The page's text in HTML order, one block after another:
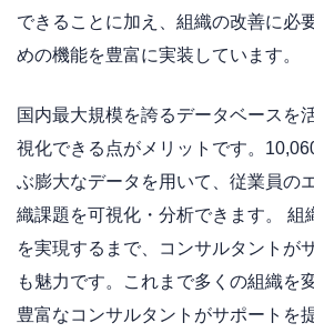
できることに加え、組織の改善に必
めの機能を豊富に実装しています。
国内最大規模を誇るデータベースを
視化できる点がメリットです。
ぶ膨大なデータを用いて、従業員の
織課題を可視化・分析できます。 組
を実現するまで、コンサルタントが
も魅力です。これまで多くの組織を
豊富なコンサルタントがサポートを